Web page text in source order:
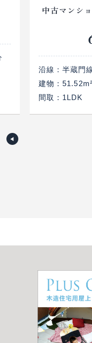
中古マンシ
沿線：半蔵門
建物：51.52m²
間取： 1LDK